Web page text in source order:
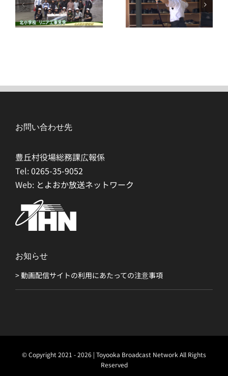
お知らせ
> 動画配信サイトの利用にあたっての注意事項
お問い合わせ先
豊丘村役場総務課広報係
Tel:0265-35-9052
Web: とよおか放送ネットワーク
© Copyright 2021 - 2026 | Toyooka Broadcast Network All Rights
Reserved